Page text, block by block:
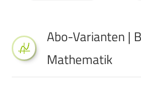
Abo-Varianten |
Mathematik